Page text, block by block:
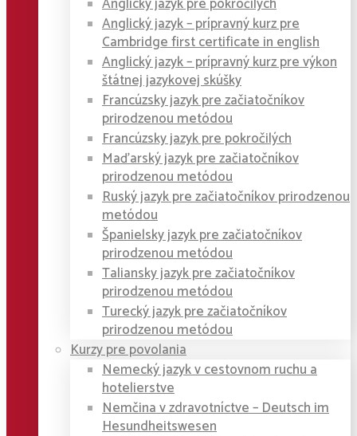
Anglický jazyk – prípravný kurz pre
Cambridge first certificate in english
Anglický jazyk – prípravný kurz pre výkon
štátnej jazykovej skúšky
Francúzsky jazyk pre začiatočníkov
prirodzenou metódou
Francúzsky jazyk pre pokročilých
Maďarský jazyk pre začiatočníkov
prirodzenou metódou
Ruský jazyk pre začiatočníkov prirodzenou
metódou
Španielsky jazyk pre začiatočníkov
prirodzenou metódou
Taliansky jazyk pre začiatočníkov
prirodzenou metódou
Turecký jazyk pre začiatočníkov
prirodzenou metódou
Kurzy pre povolania
Nemecký jazyk v cestovnom ruchu a
hotelierstve
Nemčina v zdravotníctve – Deutsch im
Hesundheitswesen